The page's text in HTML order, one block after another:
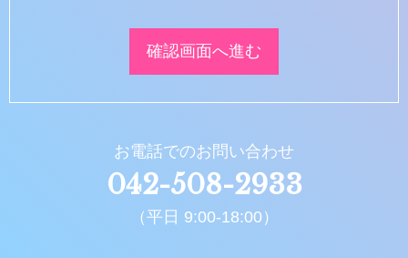
お電話でのお問い合わせ
042-508-2933
（平日 9:00-18:00）